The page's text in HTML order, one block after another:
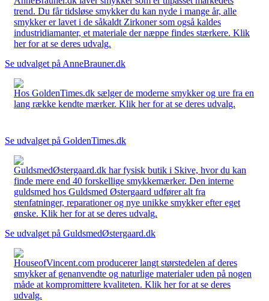
trend. Du får tidsløse smykker du kan nyde i mange år, alle
smykker er lavet i de såkaldt Zirkoner som også kaldes
industridiamanter, et materiale der næppe findes stærkere. Klik
her for at se deres udvalg.
Se udvalget på AnneBrauner.dk
Hos GoldenTimes.dk sælger de moderne smykker og ure fra en
lang række kendte mærker. Klik her for at se deres udvalg.
Se udvalget på GoldenTimes.dk
GuldsmedØstergaard.dk har fysisk butik i Skive, hvor du kan
finde mere end 40 forskellige smykkemærker. Den interne
guldsmed hos Guldsmed Østergaard udfører alt fra
stenfatninger, reparationer og nye unikke smykker efter eget
ønske. Klik her for at se deres udvalg.
Se udvalget på GuldsmedØstergaard.dk
HouseofVincent.com producerer langt størstedelen af deres
smykker af genanvendte og naturlige materialer uden på nogen
måde at kompromittere kvaliteten. Klik her for at se deres
udvalg.